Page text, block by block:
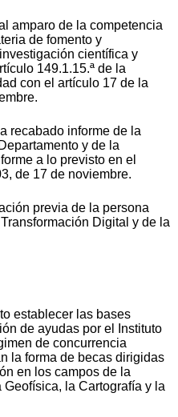
amparo de la competencia
de fomento y
científica y
149.1.15.ª de la
con el artículo 17 de la
recabado informe de la
y de la
a lo previsto en el
de 17 de noviembre.
previa de la persona
Digital y de la
establecer las bases
de ayudas por el Instituto
de concurrencia
la forma de becas dirigidas
en los campos de la
la Cartografía y la